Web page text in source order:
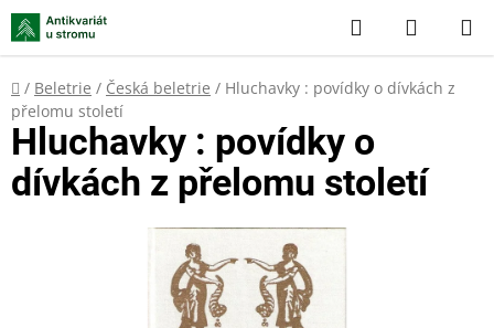
Přejít
na
obsah
Hledat
KOŠÍK
Domů
/ Beletrie / Česká beletrie / Hluchavky : povídky o dívkách z
přelomu století
Hluchavky : povídky o
dívkách z přelomu století